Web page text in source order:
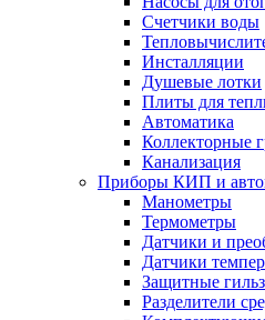
Счетчики воды
Инсталляции
Душевые лотки
Плиты для
Автоматика
Коллекторные
Канализация
Приборы КИП и
Манометры
Термометры
Датчики и
Датчики
Защитные
Разделители